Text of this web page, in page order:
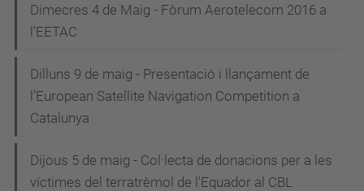
Dimecres 4 de Maig - Fòrum Aerotelecom 2016 a
l'EETAC
Dilluns 9 de maig - Presentació i llançament de
l’European Satellite Navigation Competition a
Catalunya
Dijous 5 de maig - Col·lecta de donacions per a les
víctimes del terratrèmol de l'Equador al CBL